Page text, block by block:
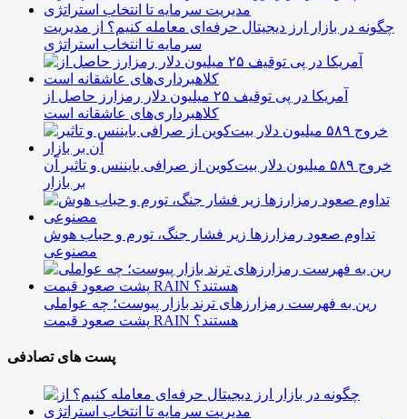
چگونه در بازار ارز دیجیتال حرفه‌ای معامله کنیم؟ از مدیریت
سرمایه تا انتخاب استراتژی
آمریکا در پی توقیف ۲۵ میلیون دلار رمزارز حاصل از
کلاهبرداری‌های عاشقانه است
خروج ۵۸۹ میلیون دلار بیت‌کوین از صرافی بایننس و تاثیر آن
بر بازار
تداوم صعود رمزارزها زیر فشار جنگ، تورم و حباب هوش
مصنوعی
رین به فهرست رمزارزهای ترند بازار پیوست؛ چه عواملی
پشت صعود قیمت RAIN هستند؟
پست های تصادفی